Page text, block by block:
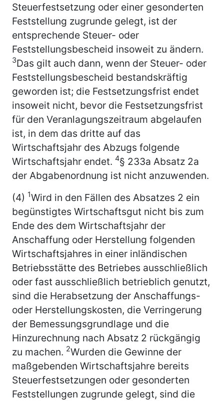
Steuerfestsetzung oder einer gesonderten
Feststellung zugrunde gelegt, ist der
entsprechende Steuer- oder
Feststellungsbescheid insoweit zu ändern.
3Das gilt auch dann, wenn der Steuer- oder
Feststellungsbescheid bestandskräftig
geworden ist; die Festsetzungsfrist endet
insoweit nicht, bevor die Festsetzungsfrist
für den Veranlagungszeitraum abgelaufen
ist, in dem das dritte auf das
Wirtschaftsjahr des Abzugs folgende
Wirtschaftsjahr endet. 4§ 233a Absatz 2a
der Abgabenordnung ist nicht anzuwenden.
(4) 1Wird in den Fällen des Absatzes 2 ein
begünstigtes Wirtschaftsgut nicht bis zum
Ende des dem Wirtschaftsjahr der
Anschaffung oder Herstellung folgenden
Wirtschaftsjahres in einer inländischen
Betriebsstätte des Betriebes ausschließlich
oder fast ausschließlich betrieblich genutzt,
sind die Herabsetzung der Anschaffungs-
oder Herstellungskosten, die Verringerung
der Bemessungsgrundlage und die
Hinzurechnung nach Absatz 2 rückgängig
zu machen. 2Wurden die Gewinne der
maßgebenden Wirtschaftsjahre bereits
Steuerfestsetzungen oder gesonderten
Feststellungen zugrunde gelegt, sind die